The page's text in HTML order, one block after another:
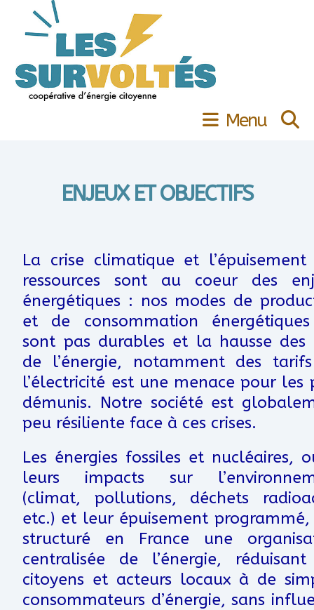
Menu
ENJEUX ET OBJECTIFS
La crise climatique et l’épuisement
ressources sont au coeur des
énergétiques : nos modes de
et de consommation
sont pas durables et la hausse des
de l’énergie, notamment des
l’électricité est une menace pour les
démunis. Notre société est
peu résiliente face à ces crises.
Les énergies fossiles et nucléaires,
leurs impacts sur
(climat, pollutions, déchets
etc.) et leur épuisement
structuré en France une
centralisée de l’énergie,
citoyens et acteurs locaux à de
consommateurs d’énergie, sans